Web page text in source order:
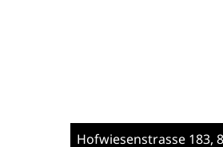
Hofwiesenstrasse 183,